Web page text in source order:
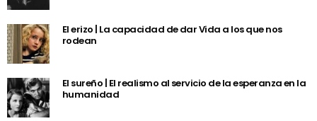
El erizo | La capacidad de dar Vida a los que nos
rodean
El sureño | El realismo al servicio de la esperanza en la
humanidad